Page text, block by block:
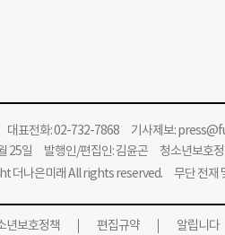
표전화: 02-732-7868 기사제보:
25일 발행인/편집인: 김윤곤 청소년보호정
더나은미래 All rights reserved. 무단 전재
년보호정책 편집규약 알립니다